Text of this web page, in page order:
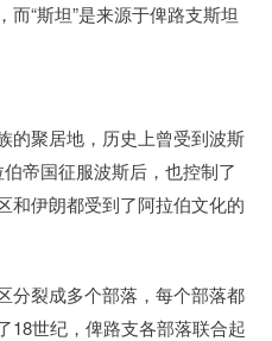
“斯坦”是来源于俾路支斯坦
的聚居地，历史上曾受到波斯
帝国征服波斯后，也控制了
和伊朗都受到了阿拉伯文化的
分裂成多个部落，每个部落都
18世纪，俾路支各部落联合起